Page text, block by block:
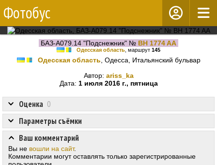
Фотобус
БАЗ-А079.14 "Подснежник" № BH 1774 AA
Одесская область , маршрут 145
Одесская область , Одесса, Итальянский бульвар
Автор: ariss_ka
Дата: 1 июля 2016 г., пятница
Оценка 0
Параметры съёмки
Ваш комментарий
Вы не вошли на сайт.
Комментарии могут оставлять только зарегистрированные